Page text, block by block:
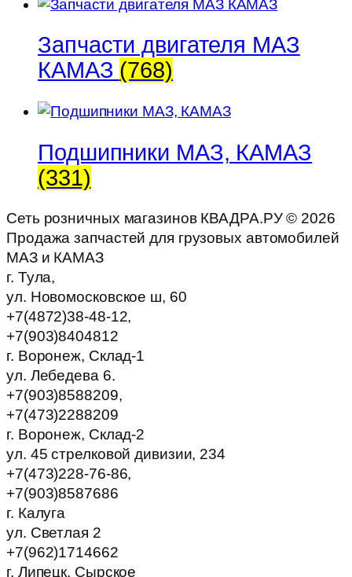
Запчасти двигателя МАЗ
КАМАЗ (768)
Подшипники МАЗ, КАМАЗ
(331)
Сеть розничных магазинов КВАДРА.РУ © 2026
Продажа запчастей для грузовых автомобилей
МАЗ и КАМАЗ
г. Тула,
ул. Новомосковское ш, 60
+7(4872)38-48-12,
+7(903)8404812
г. Воронеж, Склад-1
ул. Лебедева 6.
+7(903)8588209,
+7(473)2288209
г. Воронеж, Склад-2
ул. 45 стрелковой дивизии, 234
+7(473)228-76-86,
+7(903)8587686
г. Калуга
ул. Светлая 2
+7(962)1714662
г. Липецк, Сырское